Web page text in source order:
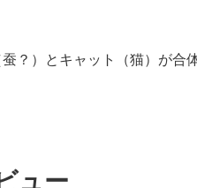
？）とキャット（猫）が合
ュー